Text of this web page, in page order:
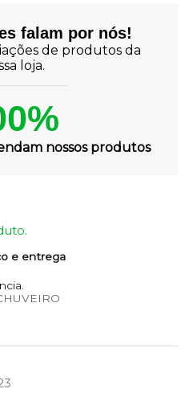
falam por nós!
de produtos da
loja.
nossos produtos
e entrega